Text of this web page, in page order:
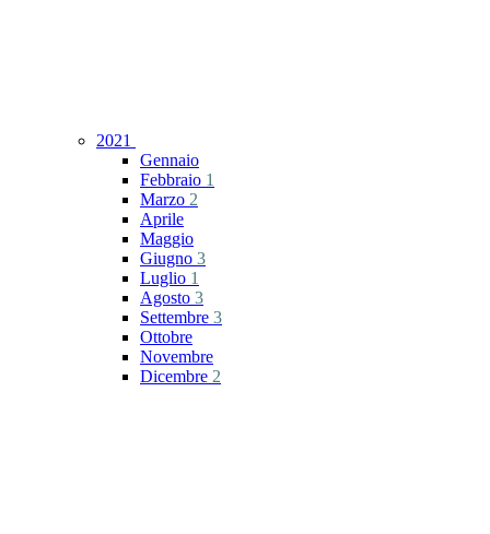
2021
Gennaio
Febbraio 1
Marzo 2
Aprile
Maggio
Giugno 3
Luglio 1
Agosto 3
Settembre 3
Ottobre
Novembre
Dicembre 2